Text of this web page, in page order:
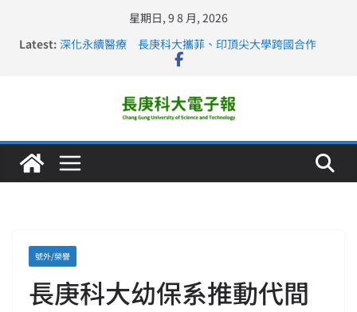
星期日, 9 8 月, 2026
Latest: 深化永續醫療 長庚科大攜菲、印頂尖大學跨國合作
長庚科大訪凱瑟醫療集團、美容學校收穫豐
仁德醫專與長庚科大締結策略聯盟 培育護理尖兵
長庚科大連四年穩居《遠見》醫學大學第5名 辦學實力再
號外/榮譽
長庚科大幼保系推動代間